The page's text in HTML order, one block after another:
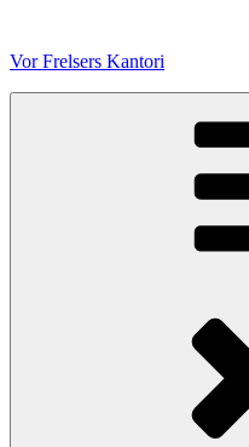
indhold
Vor Frelsers Kantori